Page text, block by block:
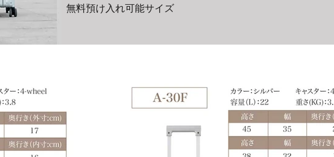
無料預け入れ可能サイズ